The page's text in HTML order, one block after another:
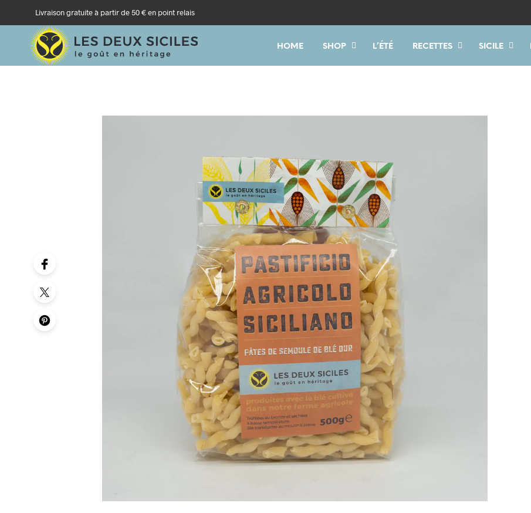
Livraison gratuite à partir de 50 € en point relais
HOME SHOP L’ÉTÉ RECETTES SICILE